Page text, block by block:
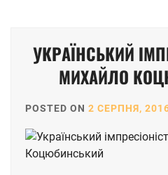
УКРАЇНСЬКИЙ
МИХАЙЛО
POSTED ON 2 СЕРПНЯ,